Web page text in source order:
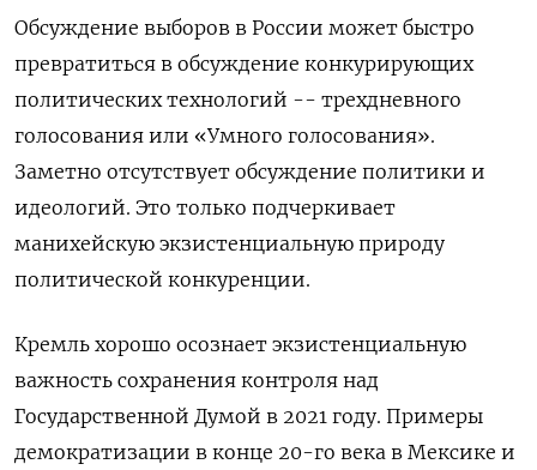
Обсуждение выборов в России может быстро
превратиться в обсуждение конкурирующих
политических технологий -- трехдневного
голосования или «Умного голосования».
Заметно отсутствует обсуждение политики и
идеологий. Это только подчеркивает
манихейскую экзистенциальную природу
политической конкуренции.
Кремль хорошо осознает экзистенциальную
важность сохранения контроля над
Государственной Думой в 2021 году. Примеры
демократизации в конце 20-го века в Мексике и